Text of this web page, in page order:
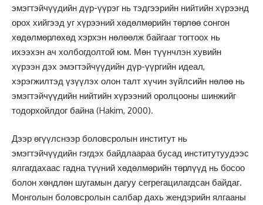
эмэгтэйчүүдийн дүр-үүрэг нь тэдгээрийн нийтийн хүрээнд
орох хийгээд уг хүрээний хөдөлмөрийн төрлөө сонгон
хөдөлмөрлөхөд хэрхэн нөлөөлж байгааг тогтоох нь
ихээхэн ач холбогдолтой юм. Мөн түүнчлэн хувийн
хүрээн дэх эмэгтэйчүүдийн дүр-үүргийн идеал,
хэрэгжилтэд үзүүлэх олон талт хүчин зүйлсийн нөлөө нь
эмэгтэйчүүдийн нийтийн хүрээний оролцооны шинжийг
тодорхойлдог байна (Hakim, 2000).
Дээр өгүүлснээр боловсролын институт нь
эмэгтэйчүүдийн гэгдэх байдлаараа бусад институтуудээс
ялгагдахаас гадна түүний хөдөлмөрийн төрлүүд нь босоо
болон хөндлөн шугамын дагуу сегрегацилагдсан байдаг.
Монголын боловсролын салбар дахь жендэрийн ялгааны